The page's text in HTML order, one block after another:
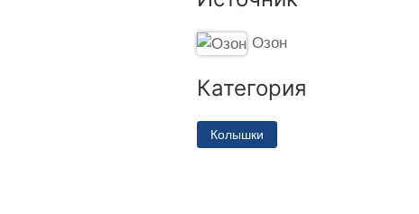
Озон
Категория
Колышки